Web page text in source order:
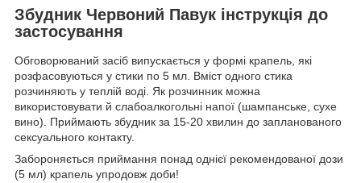
Збудник Червоний Павук інструкція до
застосування
Обговорюваний засіб випускається у формі крапель, які
розфасовуються у стики по 5 мл. Вміст одного стика
розчиняють у теплій воді. Як розчинник можна
використовувати й слабоалкогольні напої (шампанське, сухе
вино). Приймають збудник за 15-20 хвилин до запланованого
сексуального контакту.
Забороняється приймання понад однієї рекомендованої дози
(5 мл) крапель упродовж доби!